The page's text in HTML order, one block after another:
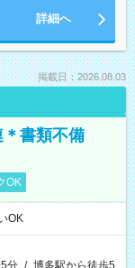
詳細へ
掲載日：2026.08.03
書類不備
OK
OK
分 / 博多駅から徒歩5